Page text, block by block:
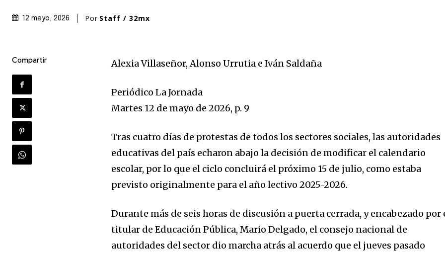
12 mayo, 2026 Por Staff / 32mx
Compartir Alexia Villaseñor, Alonso Urrutia e Iván Saldaña
Periódico La Jornada
Martes 12 de mayo de 2026, p. 9
Tras cuatro días de protestas de todos los sectores sociales, las autoridades
educativas del país echaron abajo la decisión de modificar el calendario
escolar, por lo que el ciclo concluirá el próximo 15 de julio, como estaba
previsto originalmente para el año lectivo 2025-2026.
Durante más de seis horas de discusión a puerta cerrada, y encabezado por
titular de Educación Pública, Mario Delgado, el consejo nacional de
autoridades del sector dio marcha atrás al acuerdo que el jueves pasado